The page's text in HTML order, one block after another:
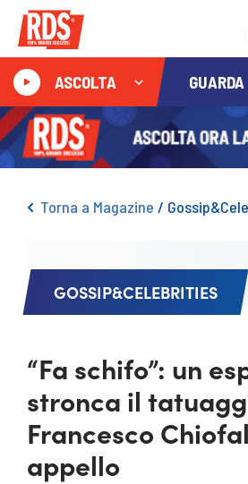
ASCOLTA GUARDA
Torna a Magazine /
GOSSIP&CELEBRITIES
“Fa schifo”: un
stronca il
Francesco
appello